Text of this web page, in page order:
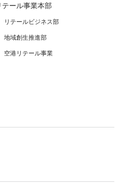
テール事業本部
リテールビジネス部
地域創生推進部
空港リテール事業